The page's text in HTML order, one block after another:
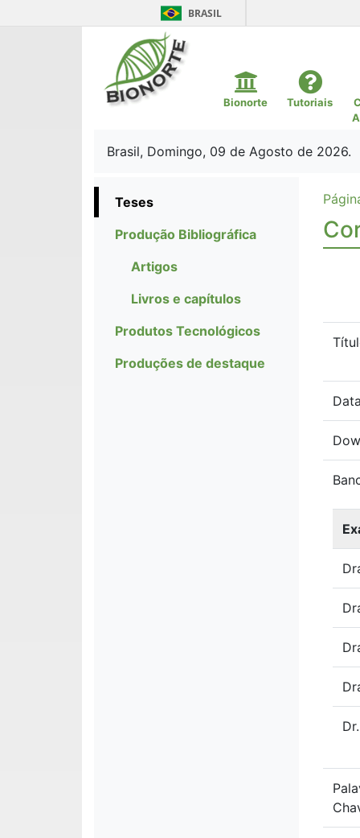
BRASIL
Bionorte Tutoriais
Brasil, Domingo, 09 de Agosto de 2026.
Teses
Produção Bibliográfica
Artigos
Livros e capítulos
Produtos Tecnológicos
Produções de destaque